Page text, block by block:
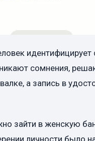
сомнения,
а запись в
зайти в женскую